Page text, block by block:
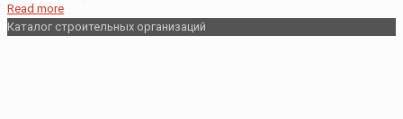
Read more
Каталог строительных организаций